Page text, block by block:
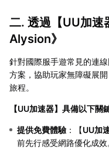
二. 透過【UU加速
Alysion》
針對國際服手遊常見的連
方案，協助玩家無障礙展
旅程。
【UU加速器】具備以下關
提供免費體驗 ：【UU加
前先行感受網路優化成效